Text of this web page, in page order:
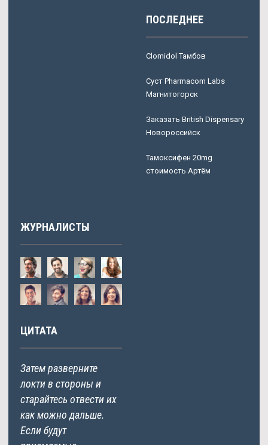
ПОСЛЕДНЕЕ
Clomidol Тамбов
Суст Pharmacom Labs
Магнитогорск
Заказать British Dispensary
Новороссийск
Тамоксифен 20mg
стоимость Артём
ЖУРНАЛИСТЫ
ЦИТАТА
Затем разверните
локти в стороны и
старайтесь отвести их
как можно дальше.
Если будут